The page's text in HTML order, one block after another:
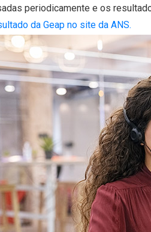
periodicamente e os
da Geap no site da ANS.